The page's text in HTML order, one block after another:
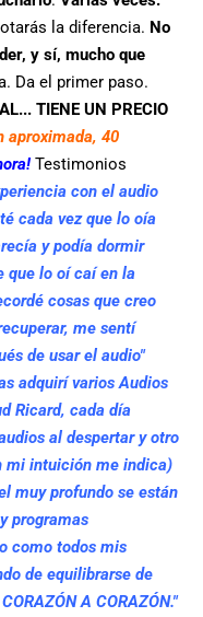
la diferencia. No
y sí, mucho que
Da el primer paso.
TIENE UN PRECIO
aproximada, 40
Testimonios
con el audio
cada vez que lo oía
y podía dormir
que lo oí caí en la
cosas que creo
me sentí
de usar el audio"
adquirí varios Audios
Ricard, cada día
al despertar y otro
mi intuición me indica)
muy profundo se están
programas
como todos mis
de equilibrarse de
A CORAZÓN."